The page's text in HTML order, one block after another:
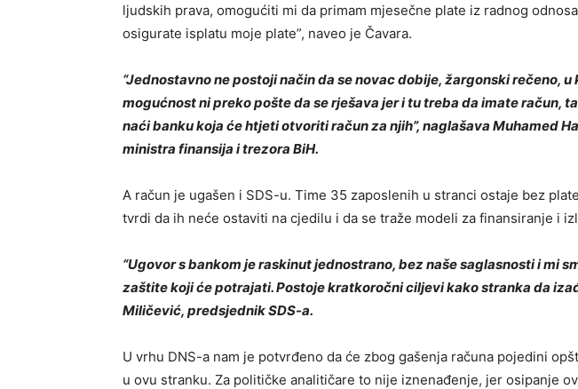
ljudskih prava, omogućiti mi da primam mjesečne plate iz radnog
osigurate isplatu moje plate”, naveo je Čavara.
“Jednostavno ne postoji način da se novac dobije, žargonski rečeno, u
mogućnost ni preko pošte da se rješava jer i tu treba da imate račun,
naći banku koja će htjeti otvoriti račun za njih”, naglašava Muhamed
ministra finansija i trezora BiH.
A račun je ugašen i SDS-u. Time 35 zaposlenih u stranci ostaje bez
tvrdi da ih neće ostaviti na cjedilu i da se traže modeli za finansiranje i
“Ugovor s bankom je raskinut jednostrano, bez naše saglasnosti i mi
zaštite koji će potrajati. Postoje kratkoročni ciljevi kako stranka da
Miličević, predsjednik SDS-a.
U vrhu DNS-a nam je potvrđeno da će zbog gašenja računa pojedini
u ovu stranku. Za političke analitičare to nije iznenađenje, jer osipanje